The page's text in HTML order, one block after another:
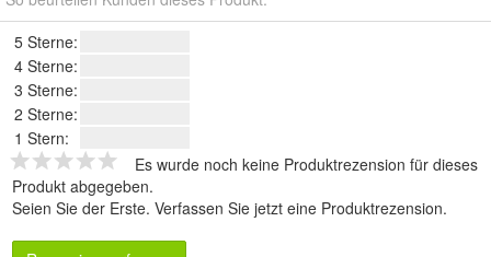
5 Sterne:
4 Sterne:
3 Sterne:
2 Sterne:
1 Stern:
Es wurde noch keine Produktrezension für dieses
Produkt abgegeben.
Seien Sie der Erste. Verfassen Sie jetzt eine Produktrezension.